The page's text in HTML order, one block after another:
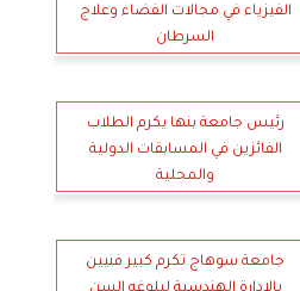
الفيزياء في مجالات الفضاء وعلاج
السرطان
رئيس جامعة بنها يكرم الطلاب
الفائزين في المسابقات الدولية
والمحلية
جامعة سوهاج تكرم كبير فنيين